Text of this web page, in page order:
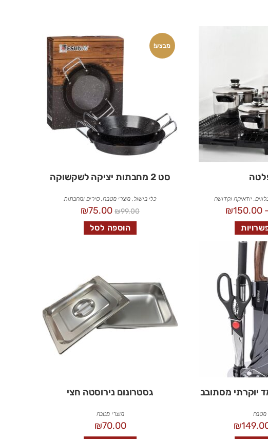
, יודאיקה וקדושה
₪150.00
מבצע!
סט 2 מחבתות יציקה לשקשוקה
כלי בישול, מוצרי מטבח,סירים ומחבתות
₪99.00
₪75.00
הוספה לסל
יוקרתי מסתובב
מטבח
₪
גסטרונום נירוסטה חצי
מוצרי מטבח
₪70.00